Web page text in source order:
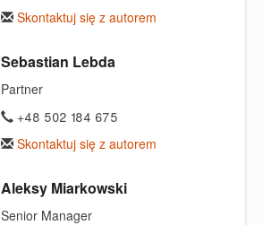
Skontaktuj się z autorem
Sebastian Lebda
Partner
+48 502 184 675
Skontaktuj się z autorem
Aleksy Miarkowski
Senior Manager